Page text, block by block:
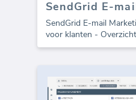
SendGrid E-mail
voor klanten -